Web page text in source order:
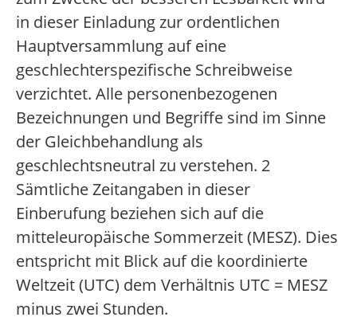
in dieser Einladung zur ordentlichen
Hauptversammlung auf eine
geschlechterspezifische Schreibweise
verzichtet. Alle personenbezogenen
Bezeichnungen und Begriffe sind im Sinne
der Gleichbehandlung als
geschlechtsneutral zu verstehen. 2
Sämtliche Zeitangaben in dieser
Einberufung beziehen sich auf die
mitteleuropäische Sommerzeit (MESZ). Dies
entspricht mit Blick auf die koordinierte
Weltzeit (UTC) dem Verhältnis UTC = MESZ
minus zwei Stunden.